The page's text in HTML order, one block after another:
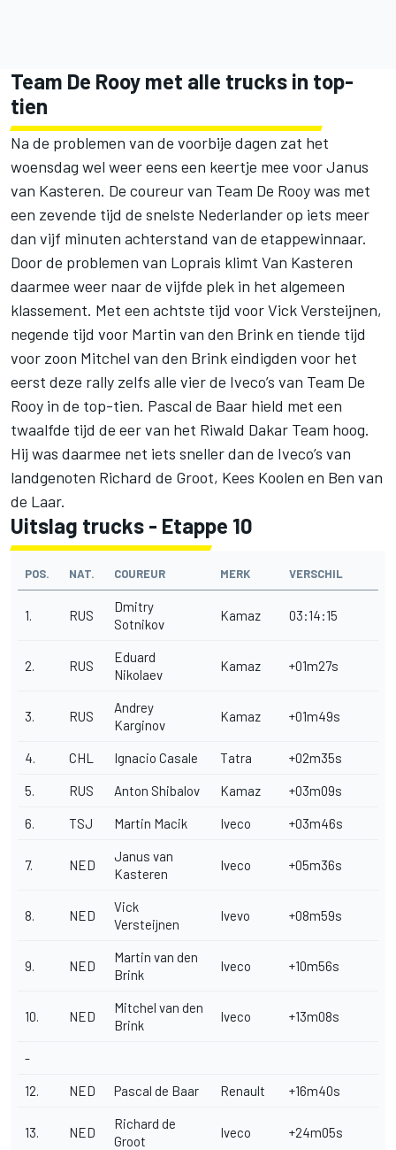
Team De Rooy met alle trucks in top-
tien
Na de problemen van de voorbije dagen zat het
woensdag wel weer eens een keertje mee voor Janus
van Kasteren. De coureur van Team De Rooy was met
een zevende tijd de snelste Nederlander op iets meer
dan vijf minuten achterstand van de etappewinnaar.
Door de problemen van Loprais klimt Van Kasteren
daarmee weer naar de vijfde plek in het algemeen
klassement. Met een achtste tijd voor Vick Versteijnen,
negende tijd voor Martin van den Brink en tiende tijd
voor zoon Mitchel van den Brink eindigden voor het
eerst deze rally zelfs alle vier de Iveco’s van Team De
Rooy in de top-tien. Pascal de Baar hield met een
twaalfde tijd de eer van het Riwald Dakar Team hoog.
Hij was daarmee net iets sneller dan de Iveco’s van
landgenoten Richard de Groot, Kees Koolen en Ben van
de Laar.
Uitslag trucks - Etappe 10
POS. NAT. COUREUR MERK VERSCHIL
1. RUS
Dmitry
Sotnikov
Kamaz 03:14:15
2. RUS
Eduard
Nikolaev
Kamaz +01m27s
3. RUS
Andrey
Karginov
Kamaz +01m49s
4. CHL Ignacio Casale Tatra +02m35s
5. RUS Anton Shibalov Kamaz +03m09s
6. TSJ Martin Macik Iveco +03m46s
7. NED
Janus van
Kasteren
Iveco +05m36s
8. NED
Vick
Versteijnen
Ivevo +08m59s
9. NED
Martin van den
Brink
Iveco +10m56s
10. NED
Mitchel van den
Brink
Iveco +13m08s
-
12. NED Pascal de Baar Renault +16m40s
13. NED
Richard de
Groot
Iveco +24m05s